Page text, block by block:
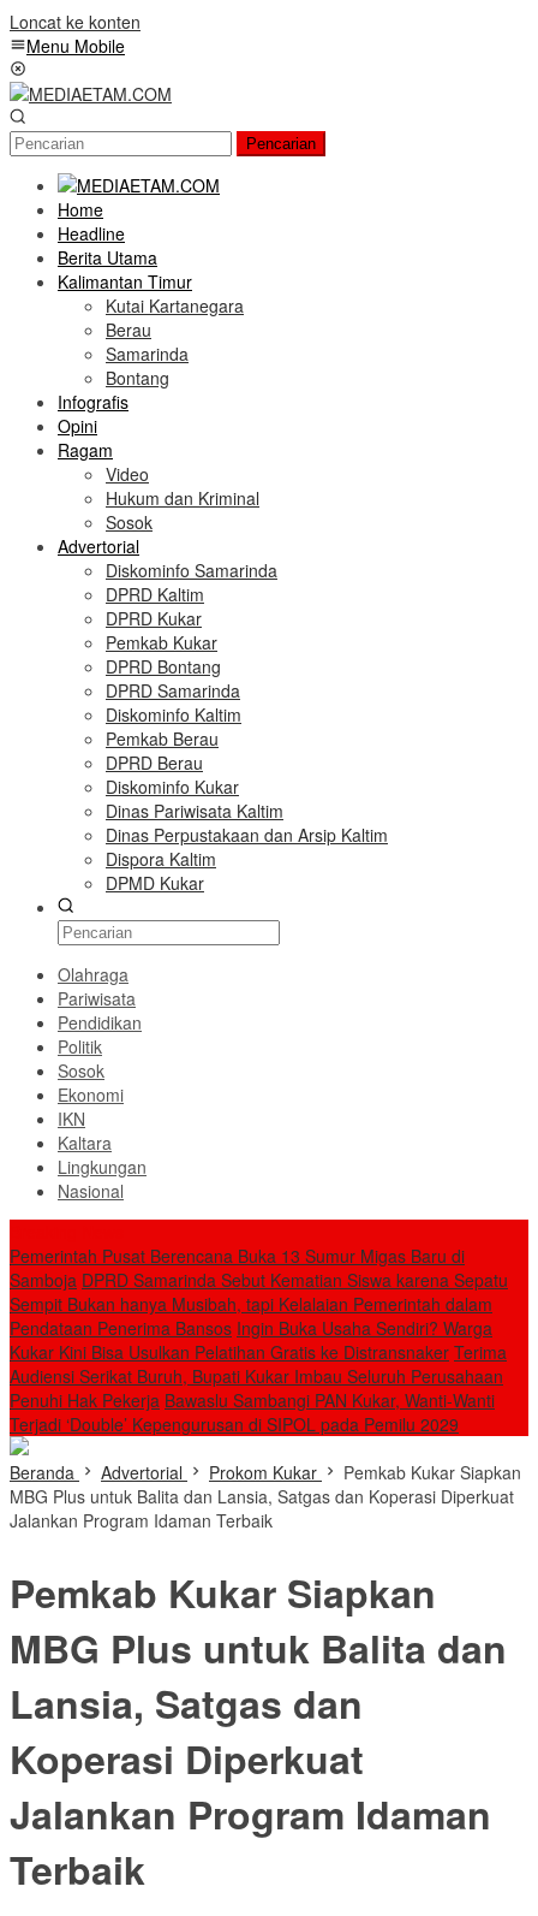
Loncat ke konten
Menu Mobile
Pencarian
Home
Headline
Berita Utama
Kalimantan Timur
Kutai Kartanegara
Berau
Samarinda
Bontang
Infografis
Opini
Ragam
Video
Hukum dan Kriminal
Sosok
Advertorial
Diskominfo Samarinda
DPRD Kaltim
DPRD Kukar
Pemkab Kukar
DPRD Bontang
DPRD Samarinda
Diskominfo Kaltim
Pemkab Berau
DPRD Berau
Diskominfo Kukar
Dinas Pariwisata Kaltim
Dinas Perpustakaan dan Arsip Kaltim
Dispora Kaltim
DPMD Kukar
Olahraga
Pariwisata
Pendidikan
Politik
Sosok
Ekonomi
IKN
Kaltara
Lingkungan
Nasional
Pemerintah Pusat Berencana Buka 13 Sumur Migas Baru di
Samboja DPRD Samarinda Sebut Kematian Siswa karena Sepatu
Sempit Bukan hanya Musibah, tapi Kelalaian Pemerintah dalam
Pendataan Penerima Bansos Ingin Buka Usaha Sendiri? Warga
Kukar Kini Bisa Usulkan Pelatihan Gratis ke Distransnaker Terima
Audiensi Serikat Buruh, Bupati Kukar Imbau Seluruh Perusahaan
Penuhi Hak Pekerja Bawaslu Sambangi PAN Kukar, Wanti-Wanti
Terjadi ‘Double’ Kepengurusan di SIPOL pada Pemilu 2029
Beranda
Advertorial Prokom Kukar
Pemkab Kukar Siapkan
MBG Plus untuk Balita dan Lansia, Satgas dan Koperasi Diperkuat
Jalankan Program Idaman Terbaik
Pemkab Kukar Siapkan
MBG Plus untuk Balita dan
Lansia, Satgas dan
Koperasi Diperkuat
Jalankan Program Idaman
Terbaik